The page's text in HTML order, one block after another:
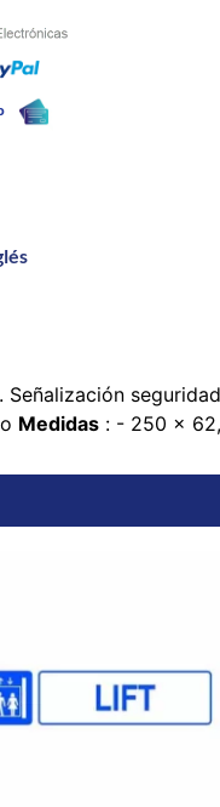
seguridad
Medidas: - 250 x